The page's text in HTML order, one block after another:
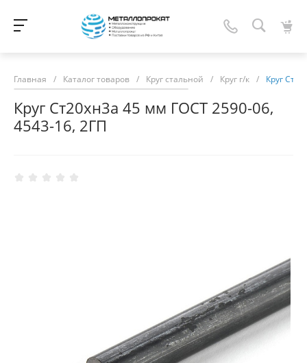
Главная / Каталог товаров / Круг стальной / Круг г/к / Круг
Круг Ст20хн3а 45 мм ГОСТ 2590-06,
4543-16, 2ГП